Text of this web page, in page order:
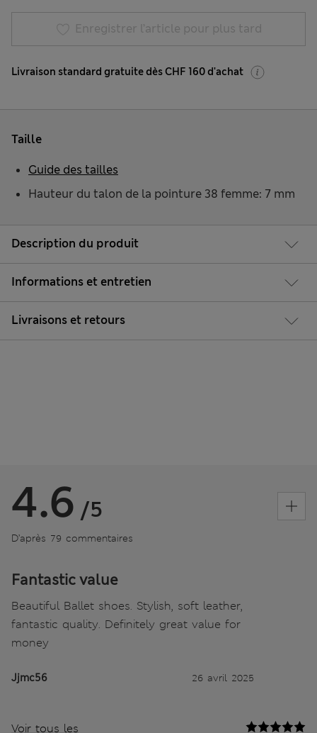
Enregistrer l’article pour plus tard
Livraison standard gratuite dès CHF 160 d'achat
Description du produit
Informations et entretien
Livraisons et retours
Taille
Hauteur du talon de la pointure 38 femme: 7 mm
Guide des tailles
4.6 /5
D’après 79 commentaires
Fantastic value
Beautiful Ballet shoes. Stylish, soft leather,
fantastic quality. Definitely great value for
money
Jjmc56 26 avril 2025
Voir tous les